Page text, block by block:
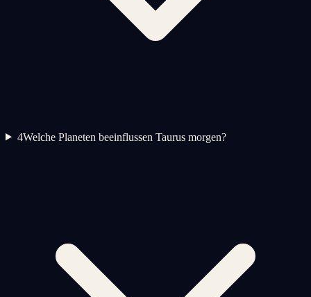
4Welche Planeten beeinflussen Taurus morgen?